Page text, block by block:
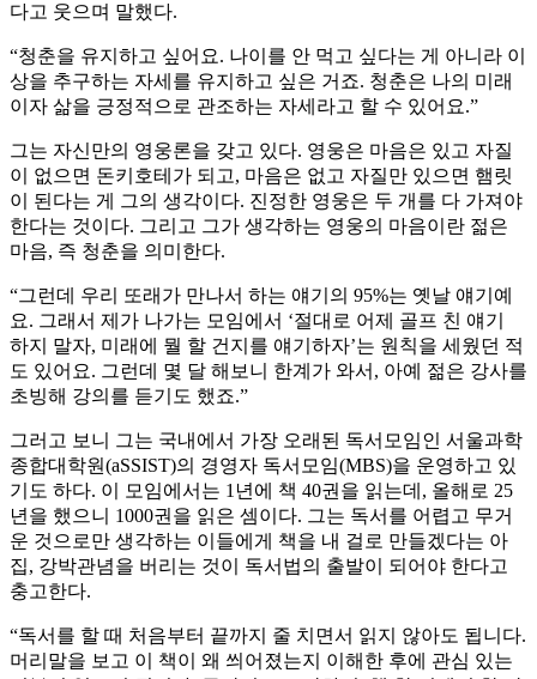
다고 웃으며 말했다.
“청춘을 유지하고 싶어요. 나이를 안 먹고 싶다는 게 아니라 이
상을 추구하는 자세를 유지하고 싶은 거죠. 청춘은 나의 미래
이자 삶을 긍정적으로 관조하는 자세라고 할 수 있어요.”
그는 자신만의 영웅론을 갖고 있다. 영웅은 마음은 있고 자질
이 없으면 돈키호테가 되고, 마음은 없고 자질만 있으면 햄릿
이 된다는 게 그의 생각이다. 진정한 영웅은 두 개를 다 가져야
한다는 것이다. 그리고 그가 생각하는 영웅의 마음이란 젊은
마음, 즉 청춘을 의미한다.
“그런데 우리 또래가 만나서 하는 얘기의 95%는 옛날 얘기예
요. 그래서 제가 나가는 모임에서 ‘절대로 어제 골프 친 얘기
하지 말자, 미래에 뭘 할 건지를 얘기하자’는 원칙을 세웠던 적
도 있어요. 그런데 몇 달 해보니 한계가 와서, 아예 젊은 강사를
초빙해 강의를 듣기도 했죠.”
그러고 보니 그는 국내에서 가장 오래된 독서모임인 서울과학
종합대학원(aSSIST)의 경영자 독서모임(MBS)을 운영하고 있
기도 하다. 이 모임에서는 1년에 책 40권을 읽는데, 올해로 25
년을 했으니 1000권을 읽은 셈이다. 그는 독서를 어렵고 무거
운 것으로만 생각하는 이들에게 책을 내 걸로 만들겠다는 아
집, 강박관념을 버리는 것이 독서법의 출발이 되어야 한다고
충고한다.
“독서를 할 때 처음부터 끝까지 줄 치면서 읽지 않아도 됩니다.
머리말을 보고 이 책이 왜 씌어졌는지 이해한 후에 관심 있는